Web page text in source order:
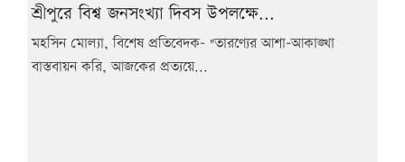
শ্রীপুরে বিশ্ব জনসংখ্যা দিবস উপলক্ষে...
মহসিন মোল্যা, বিশেষ প্রতিবেদক- "তারণ্যের আশা-আকাঙ্খা
বাস্তবায়ন করি, আজকের প্রত্যয়ে...